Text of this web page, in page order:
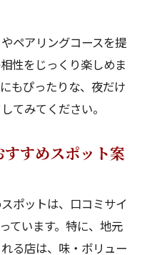
ペアリングコースを提
性をじっくり楽しめま
もぴったりな、夜だけ
てみてください。
すめスポット案
ポットは、口コミサイ
ています。特に、地元
る店は、味・ボリュー